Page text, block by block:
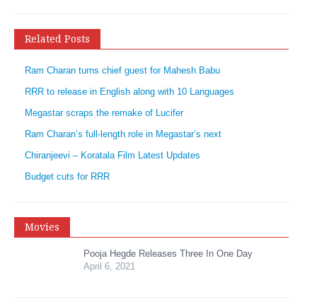
Related Posts
Ram Charan turns chief guest for Mahesh Babu
RRR to release in English along with 10 Languages
Megastar scraps the remake of Lucifer
Ram Charan’s full-length role in Megastar’s next
Chiranjeevi – Koratala Film Latest Updates
Budget cuts for RRR
Movies
Pooja Hegde Releases Three In One Day
April 6, 2021